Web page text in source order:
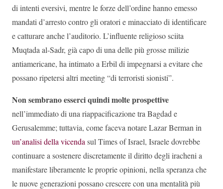
di intenti eversivi, mentre le forze dell’ordine hanno emesso
mandati d’arresto contro gli oratori e minacciato di identificare
e catturare anche l’auditorio. L’influente religioso sciita
Muqtada al-Sadr, già capo di una delle più grosse milizie
antiamericane, ha intimato a Erbil di impegnarsi a evitare che
possano ripetersi altri meeting “di terroristi sionisti”.
Non sembrano esserci quindi molte prospettive
nell’immediato di una riappacificazione tra Bagdad e
Gerusalemme; tuttavia, come faceva notare Lazar Berman in
un’analisi della vicenda sul Times of Israel, Israele dovrebbe
continuare a sostenere discretamente il diritto degli iracheni a
manifestare liberamente le proprie opinioni, nella speranza che
le nuove generazioni possano crescere con una mentalità più